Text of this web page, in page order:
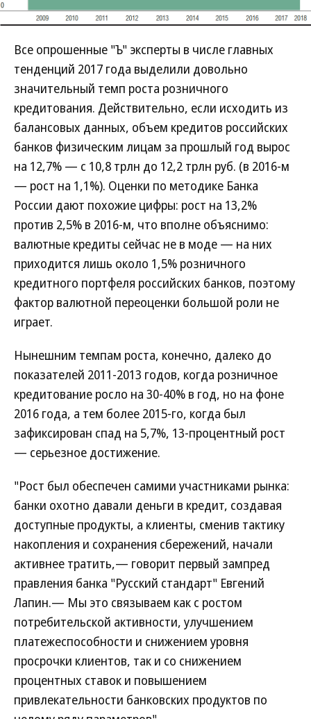
Все опрошенные "Ъ" эксперты в числе главных
тенденций 2017 года выделили довольно
значительный темп роста розничного
кредитования. Действительно, если исходить из
балансовых данных, объем кредитов российских
банков физическим лицам за прошлый год вырос
на 12,7% — с 10,8 трлн до 12,2 трлн руб. (в 2016-м
— рост на 1,1%). Оценки по методике Банка
России дают похожие цифры: рост на 13,2%
против 2,5% в 2016-м, что вполне объяснимо:
валютные кредиты сейчас не в моде — на них
приходится лишь около 1,5% розничного
кредитного портфеля российских банков, поэтому
фактор валютной переоценки большой роли не
играет.
Нынешним темпам роста, конечно, далеко до
показателей 2011-2013 годов, когда розничное
кредитование росло на 30-40% в год, но на фоне
2016 года, а тем более 2015-го, когда был
зафиксирован спад на 5,7%, 13-процентный рост
— серьезное достижение.
"Рост был обеспечен самими участниками рынка:
банки охотно давали деньги в кредит, создавая
доступные продукты, а клиенты, сменив тактику
накопления и сохранения сбережений, начали
активнее тратить,— говорит первый зампред
правления банка "Русский стандарт" Евгений
Лапин.— Мы это связываем как с ростом
потребительской активности, улучшением
платежеспособности и снижением уровня
просрочки клиентов, так и со снижением
процентных ставок и повышением
привлекательности банковских продуктов по